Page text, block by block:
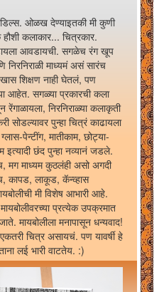
ओळख देण्याइतकी मी कुणी
हौशी कलाकार... चित्रकार.
आवडायची. सगळेच रंग खूप
निरनिराळी माध्यमं असं सारंच
शिक्षण नाही घेतलं, पण
आहेत. सगळ्या प्रकारची कला
निरनिराळ्या कलाकृती
सोडल्यावर पुन्हा चित्रं काढायला
पेन्टींग, मातीकाम, छोट्या-
इत्यादी छंद पुन्हा नव्यानं जडले.
मग माध्यम कुठलंही असो अगदी
कापड, लाकूड, कॅन्व्हास
मी विशेष आभारी आहे.
प्रत्येक उपक्रमात
मायबोलीला मनापासून धन्यवाद!
चित्र असायचं. पण यावर्षी हे
लई भारी वाटतेय. :)